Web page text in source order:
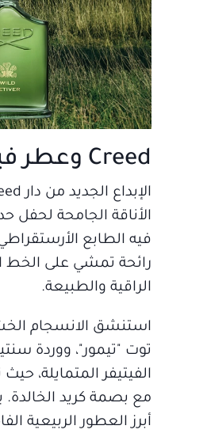
Creed وعطر فيتيفر وايلدر
الأناقة الجامحة لحفل
فيه الطابع
رائحة تمشي على الخط
الراقية والطبيعة.
استنشق الانسجام
توت "تيمور"، ووردة
الفيتيفر المتمايلة،
مع بصمة كريد الخالدة.
أبرز العطور الربيعية